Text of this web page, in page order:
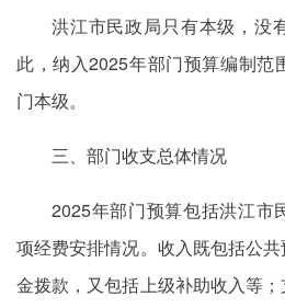
洪江市民政局只有本级，没
此，纳入2025年部门预算编制范
门本级。
三、部门收支总体情况
2025年部门预算包括洪江市
项经费安排情况。收入既包括公
金拨款，又包括上级补助收入等